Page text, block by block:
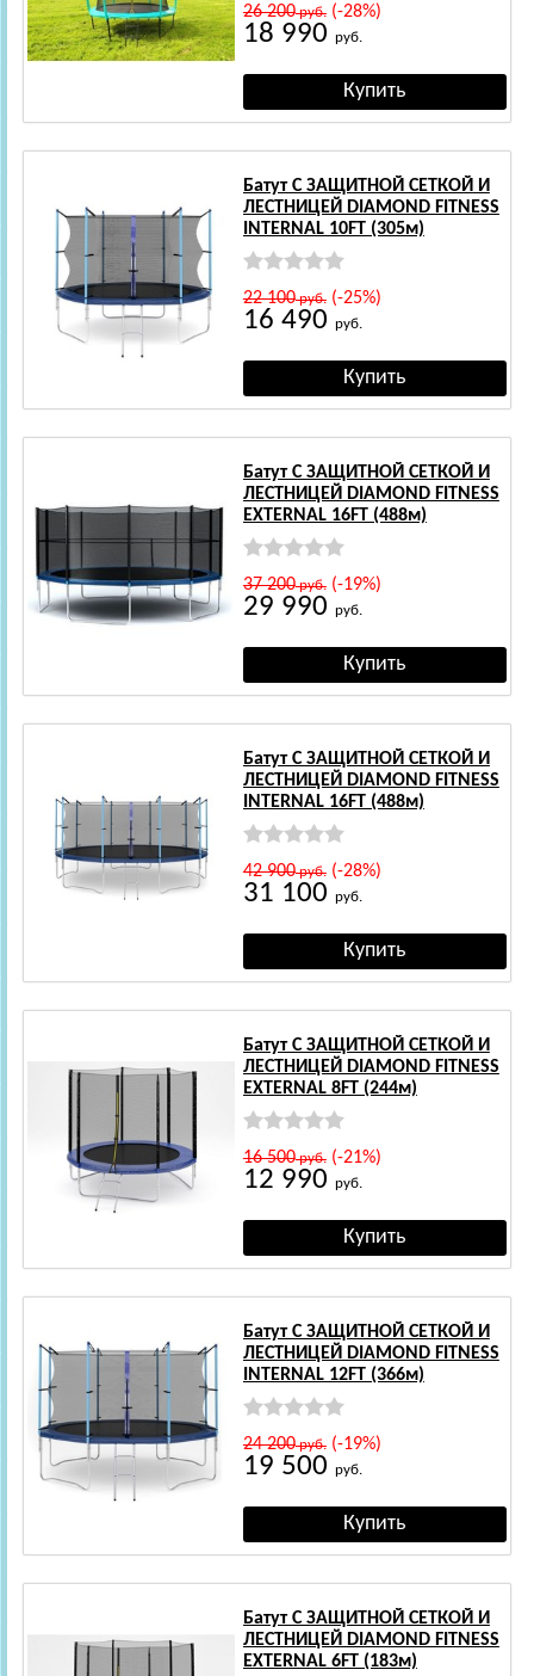
26 200руб.(-28%)
18 990 руб.
Батут С ЗАЩИТНОЙ СЕТКОЙ И
ЛЕСТНИЦЕЙ DIAMOND FITNESS
INTERNAL 10FT (305м)
22 100руб.(-25%)
16 490 руб.
Батут С ЗАЩИТНОЙ СЕТКОЙ И
ЛЕСТНИЦЕЙ DIAMOND FITNESS
EXTERNAL 16FT (488м)
37 200руб.(-19%)
29 990 руб.
Батут С ЗАЩИТНОЙ СЕТКОЙ И
ЛЕСТНИЦЕЙ DIAMOND FITNESS
INTERNAL 16FT (488м)
42 900руб.(-28%)
31 100 руб.
Батут С ЗАЩИТНОЙ СЕТКОЙ И
ЛЕСТНИЦЕЙ DIAMOND FITNESS
EXTERNAL 8FT (244м)
16 500руб.(-21%)
12 990 руб.
Батут С ЗАЩИТНОЙ СЕТКОЙ И
ЛЕСТНИЦЕЙ DIAMOND FITNESS
INTERNAL 12FT (366м)
24 200руб.(-19%)
19 500 руб.
Батут С ЗАЩИТНОЙ СЕТКОЙ И
ЛЕСТНИЦЕЙ DIAMOND FITNESS
EXTERNAL 6FT (183м)